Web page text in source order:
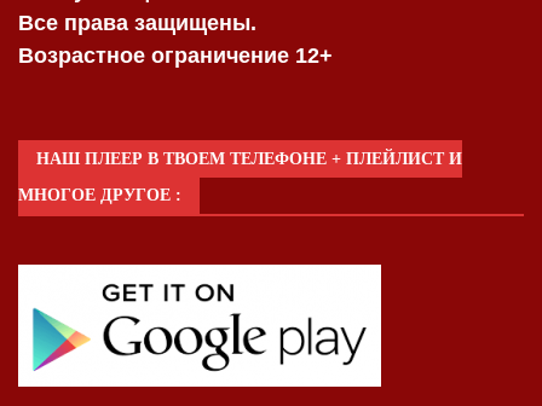
Все права защищены.
Возрастное ограничение 12+
НАШ ПЛЕЕР В ТВОЕМ ТЕЛЕФОНЕ + ПЛЕЙЛИСТ И
МНОГОЕ ДРУГОЕ :